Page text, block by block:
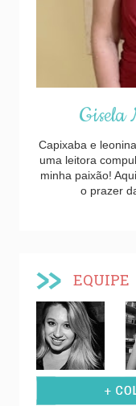
Gisela
Capixaba e
uma leitora
minha paixão!
o prazer
EQUIPE